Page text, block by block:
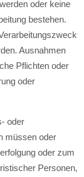
oder keine
bestehen.
Ausnahmen
Pflichten oder
oder
oder
müssen oder
oder zum
Personen,